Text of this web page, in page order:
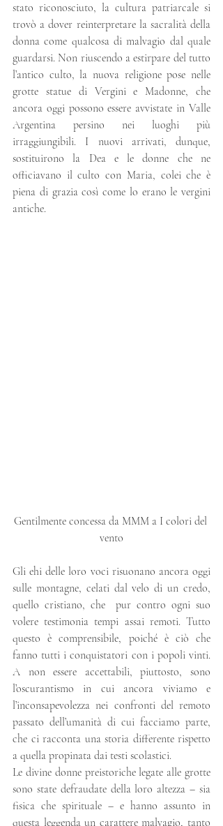
stato riconosciuto, la cultura patriarcale si
trovò a dover reinterpretare la sacralità della
donna come qualcosa di malvagio dal quale
guardarsi. Non riuscendo a estirpare del tutto
l’antico culto, la nuova religione pose nelle
grotte statue di Vergini e Madonne, che
ancora oggi possono essere avvistate in Valle
Argentina persino nei luoghi più
irraggiungibili. I nuovi arrivati, dunque,
sostituirono la Dea e le donne che ne
officiavano il culto con Maria, colei che è
piena di grazia così come lo erano le vergini
antiche.
Gentilmente concessa da MMM a I colori del
vento
Gli ehi delle loro voci risuonano ancora oggi
sulle montagne, celati dal velo di un credo,
quello cristiano, che  pur contro ogni suo
volere testimonia tempi assai remoti. Tutto
questo è comprensibile, poiché è ciò che
fanno tutti i conquistatori con i popoli vinti.
A non essere accettabili, piuttosto, sono
l’oscurantismo in cui ancora viviamo e
l’inconsapevolezza nei confronti del remoto
passato dell’umanità di cui facciamo parte,
che ci racconta una storia differente rispetto
a quella propinata dai testi scolastici.
Le divine donne preistoriche legate alle grotte
sono state defraudate della loro altezza – sia
fisica che spirituale – e hanno assunto in
questa leggenda un carattere malvagio, tanto